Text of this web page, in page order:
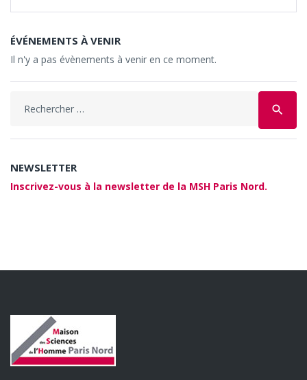
ÉVÉNEMENTS À VENIR
Il n'y a pas évènements à venir en ce moment.
search
NEWSLETTER
Inscrivez-vous à la newsletter de la MSH Paris Nord.